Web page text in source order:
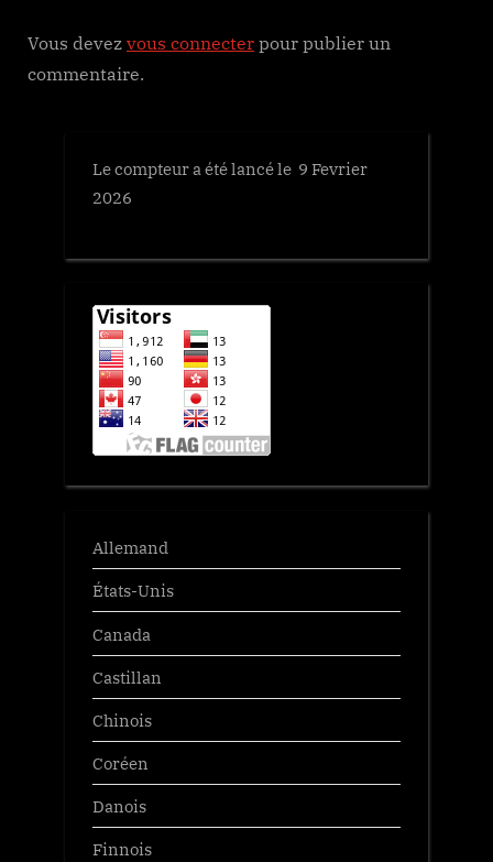
:
Vous devez vous connecter pour publier un
commentaire.
Le compteur a été lancé le 9 Fevrier
2026
Allemand
États-Unis
Canada
Castillan
Chinois
Coréen
Danois
Finnois